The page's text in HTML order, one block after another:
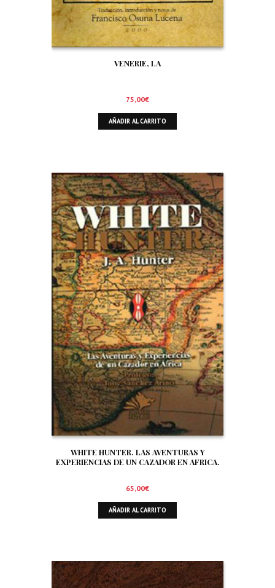
VENERIE, LA
75,00€
AÑADIR AL CARRITO
WHITE HUNTER. LAS AVENTURAS Y
EXPERIENCIAS DE UN CAZADOR EN AFRICA.
65,00€
AÑADIR AL CARRITO